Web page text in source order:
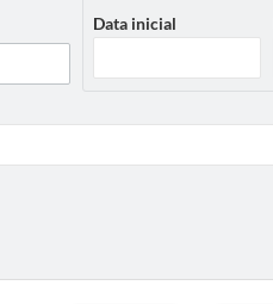
Data inicial